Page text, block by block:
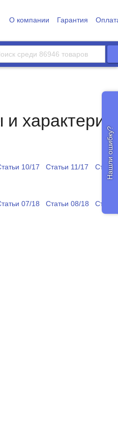
О компании Гарантия
и
10/17 Статьи 11/17
07/18 Статьи 08/18
Нашли ошибку?